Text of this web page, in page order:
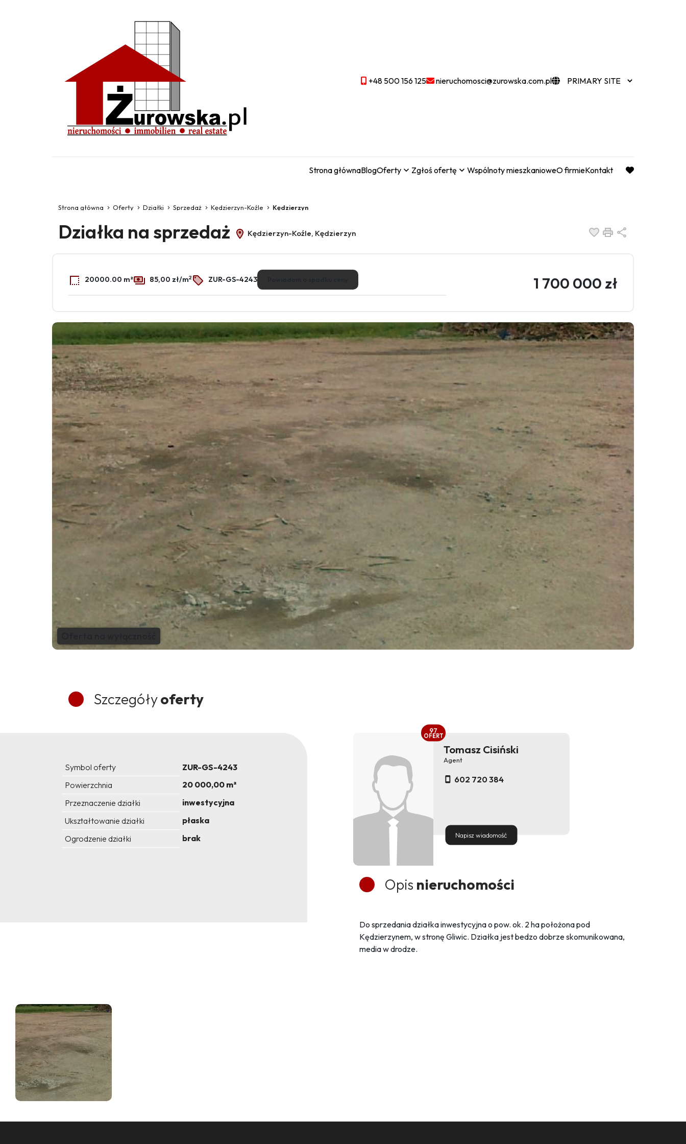
+48 500 156 125 nieruchomosci@zurowska.com.pl
Strona głównaBlogOferty Zgłoś ofertę Wspólnoty mieszkanioweO firmieKontakt
favorite
Strona główna Oferty Działki Sprzedaż Kędzierzyn-Koźle Kędzierzyn
Działka na sprzedaż Kędzierzyn-Koźle, Kędzierzyn Dodaj do ulubionych
Drukuj
20000.00 m² 85,00 zł/m2 ZUR-GS-4243 1 700 000 zł
Szczegółyoferty
Symbol oferty
ZUR-GS-4243
Powierzchnia
20 000,00 m²
Przeznaczenie działki
inwestycyjna
Ukształtowanie działki
płaska
Ogrodzenie działki
brak
Tomasz Cisiński
Agent
602 720 384
Napisz wiadomość
97
OFERT
Opis nieruchomości
Do sprzedania działka inwestycyjna o pow. ok. 2 ha położona pod
Kędzierzynem, w stronę Gliwic. Działka jest bedzo dobrze skomunikowana,
media w drodze.